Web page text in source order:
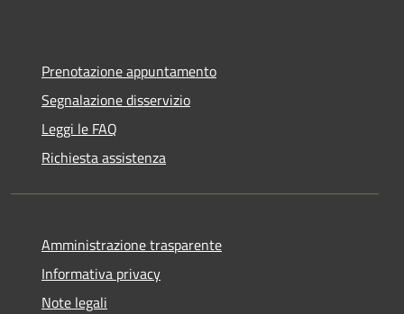
Prenotazione appuntamento
Segnalazione disservizio
Leggi le FAQ
Richiesta assistenza
Amministrazione trasparente
Informativa privacy
Note legali